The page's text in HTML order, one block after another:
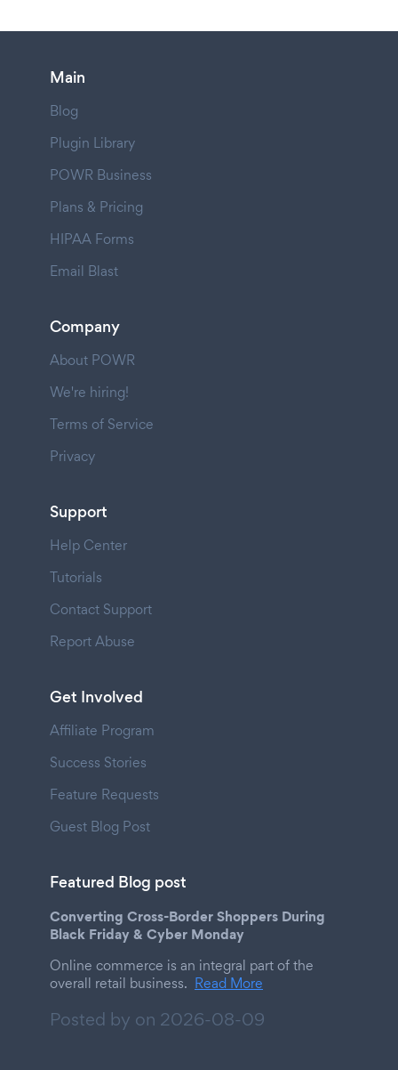
Main
Blog
Plugin Library
POWR Business
Plans & Pricing
HIPAA Forms
Email Blast
Company
About POWR
We're hiring!
Terms of Service
Privacy
Support
Help Center
Tutorials
Contact Support
Report Abuse
Get Involved
Affiliate Program
Success Stories
Feature Requests
Guest Blog Post
Featured Blog post
Converting Cross-Border Shoppers During
Black Friday & Cyber Monday
Online commerce is an integral part of the
overall retail business. Read More
Posted by on 2026-08-09